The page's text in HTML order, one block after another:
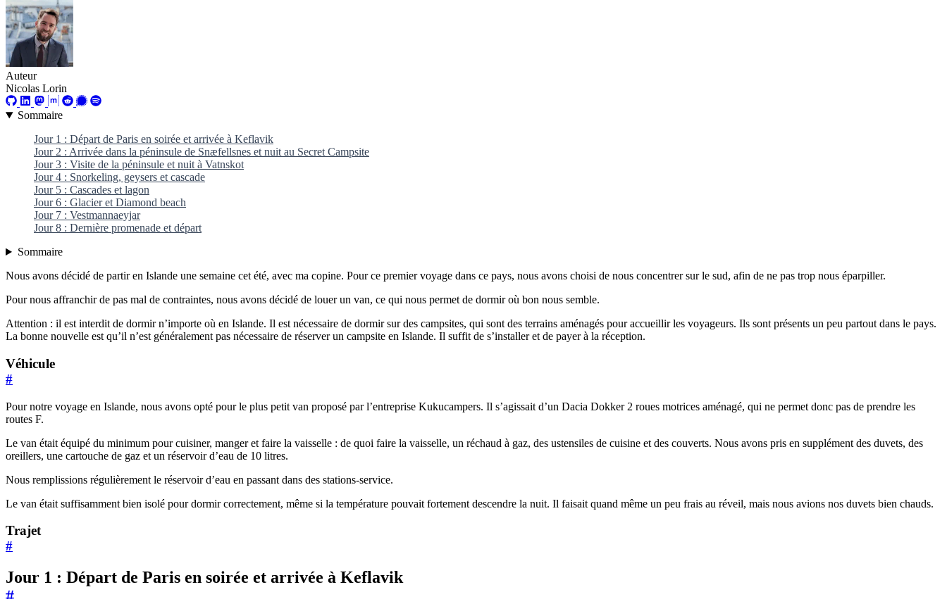
Auteur
Nicolas Lorin
Sommaire
Jour 1 : Départ de Paris en soirée et arrivée à Keflavik
Jour 2 : Arrivée dans la péninsule de Snæfellsnes et nuit au Secret Campsite
Jour 3 : Visite de la péninsule et nuit à Vatnskot
Jour 4 : Snorkeling, geysers et cascade
Jour 5 : Cascades et lagon
Jour 6 : Glacier et Diamond beach
Jour 7 : Vestmannaeyjar
Jour 8 : Dernière promenade et départ
Sommaire
Nous avons décidé de partir en Islande une semaine cet été, avec ma copine. Pour ce premier voyage dans ce pays, nous avons choisi de nous concentrer sur le sud, afin de ne pas trop nous éparpiller.
Pour nous affranchir de pas mal de contraintes, nous avons décidé de louer un van, ce qui nous permet de dormir où bon nous semble.
Attention : il est interdit de dormir n’importe où en Islande. Il est nécessaire de dormir sur des campsites, qui sont des terrains aménagés pour accueillir les voyageurs. Ils sont présents un peu partout dans le pays.
La bonne nouvelle est qu’il n’est généralement pas nécessaire de réserver un campsite en Islande. Il suffit de s’installer et de payer à la réception.
Véhicule
#
Pour notre voyage en Islande, nous avons opté pour le plus petit van proposé par l’entreprise Kukucampers. Il s’agissait d’un Dacia Dokker 2 roues motrices aménagé, qui ne permet donc pas de prendre les
routes F.
Le van était équipé du minimum pour cuisiner, manger et faire la vaisselle : de quoi faire la vaisselle, un réchaud à gaz, des ustensiles de cuisine et des couverts. Nous avons pris en supplément des duvets, des
oreillers, une cartouche de gaz et un réservoir d’eau de 10 litres.
Nous remplissions régulièrement le réservoir d’eau en passant dans des stations-service.
Le van était suffisamment bien isolé pour dormir correctement, même si la température pouvait fortement descendre la nuit. Il faisait quand même un peu frais au réveil, mais nous avions nos duvets bien chauds.
Trajet
#
Jour 1 : Départ de Paris en soirée et arrivée à Keflavik